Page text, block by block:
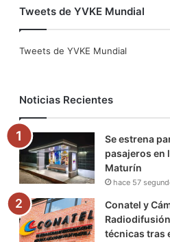
c
o
k
i
r
u
e
r
a
Tweets de YVKE Mundial
Tweets de YVKE Mundial
Noticias Recientes
Se estrena
pasajeros en
Maturín
hace 57
Conatel y
técnicas tras